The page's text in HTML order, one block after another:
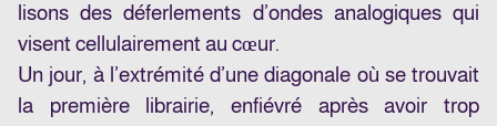
lisons des déferlements d’ondes analogiques qui
visent cellulairement au cœur.
Un jour, à l’extrémité d’une diagonale où se trouvait
la première librairie, enfiévré après avoir trop